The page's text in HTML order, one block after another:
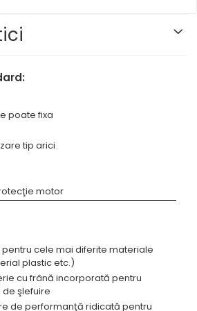
metal
diferite
pentru
cu
de găurit
de
poate fixa
tip arici
motor
pentru cele mai diferite materiale
plastic etc.)
cu frână incorporată pentru
şlefuire
de performanţă ridicată pentru